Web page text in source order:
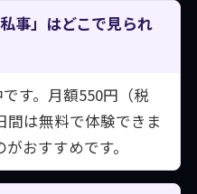
事」はどこで見られ
す。月額550円（税
間は無料で体験できま
おすすめです。